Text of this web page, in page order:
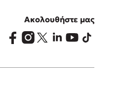
Ακολουθήστε μας